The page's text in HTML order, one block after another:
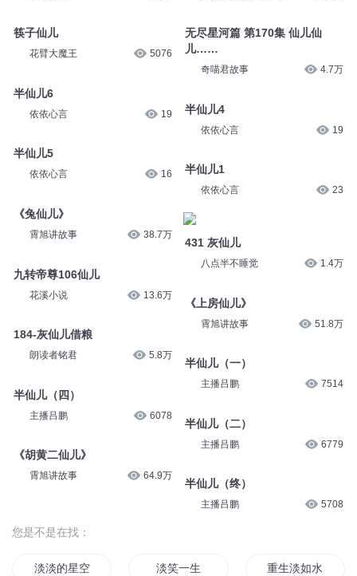
筷子仙儿
花臂大魔王 5076
半仙儿6
依依心言 19
半仙儿5
依依心言 16
《兔仙儿》
霄旭讲故事 38.7万
九转帝尊106仙儿
花溪小说 13.6万
184-灰仙儿借粮
朗读者铭君 5.8万
半仙儿（四）
主播吕鹏 6078
《胡黄二仙儿》
霄旭讲故事 64.9万
无尽星河篇 第170集 仙儿仙
儿……
奇喵君故事 4.7万
半仙儿4
依依心言 19
半仙儿1
依依心言 23
431 灰仙儿
八点半不睡觉 1.4万
《上房仙儿》
霄旭讲故事 51.8万
半仙儿（一）
主播吕鹏 7514
半仙儿（二）
主播吕鹏 6779
半仙儿（终）
主播吕鹏 5708
您是不是在找：
淡淡的星空 淡笑一生 重生淡如水